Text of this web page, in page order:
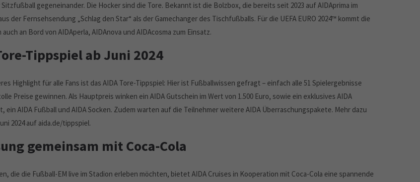
gegeneinander. Die Hocker sind die Tore. Bekannt ist die Bolzbox, die bereits seit 2023 auf AIDAprima im
der Fernsehsendung „Schlag den Star“ als der Gamechanger des Tischfußballs. Für die UEFA EURO 2024™ kommt die
auch an Bord von AIDAperla, AIDAnova und AIDAcosma zum Einsatz.
Tippspiel ab Juni 2024
Highlight für alle Fans ist das AIDA Tore-Tippspiel: Hier ist Fußballwissen gefragt – einfach alle 51 Spielergebnisse
Preise gewinnen. Als Hauptpreis winken ein AIDA Gutschein im Wert von 1.500 Euro, sowie ein exklusives AIDA
ein AIDA Fußball und AIDA Socken. Zudem warten auf die Teilnehmer weitere AIDA Überraschungspakete. Mehr dazu
2024 auf aida.de/tippspiel.
gemeinsam mit Coca-Cola
die die Fußball-EM live im Stadion erleben möchten, bietet AIDA Cruises in Kooperation mit Coca-Cola eine spannende